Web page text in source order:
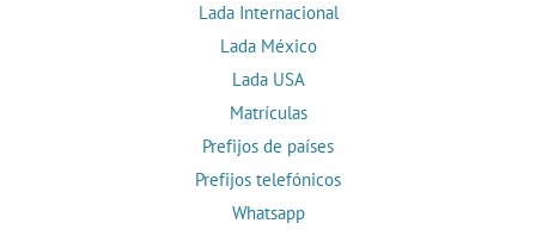
Lada Internacional
Lada México
Lada USA
Matrículas
Prefijos de países
Prefijos telefónicos
Whatsapp